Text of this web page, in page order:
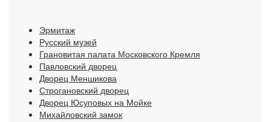
Эрмитаж
Русский музей
Грановитая палата Московского Кремля
Павловский дворец
Дворец Меншикова
Строгановский дворец
Дворец Юсуповых на Мойке
Михайловский замок